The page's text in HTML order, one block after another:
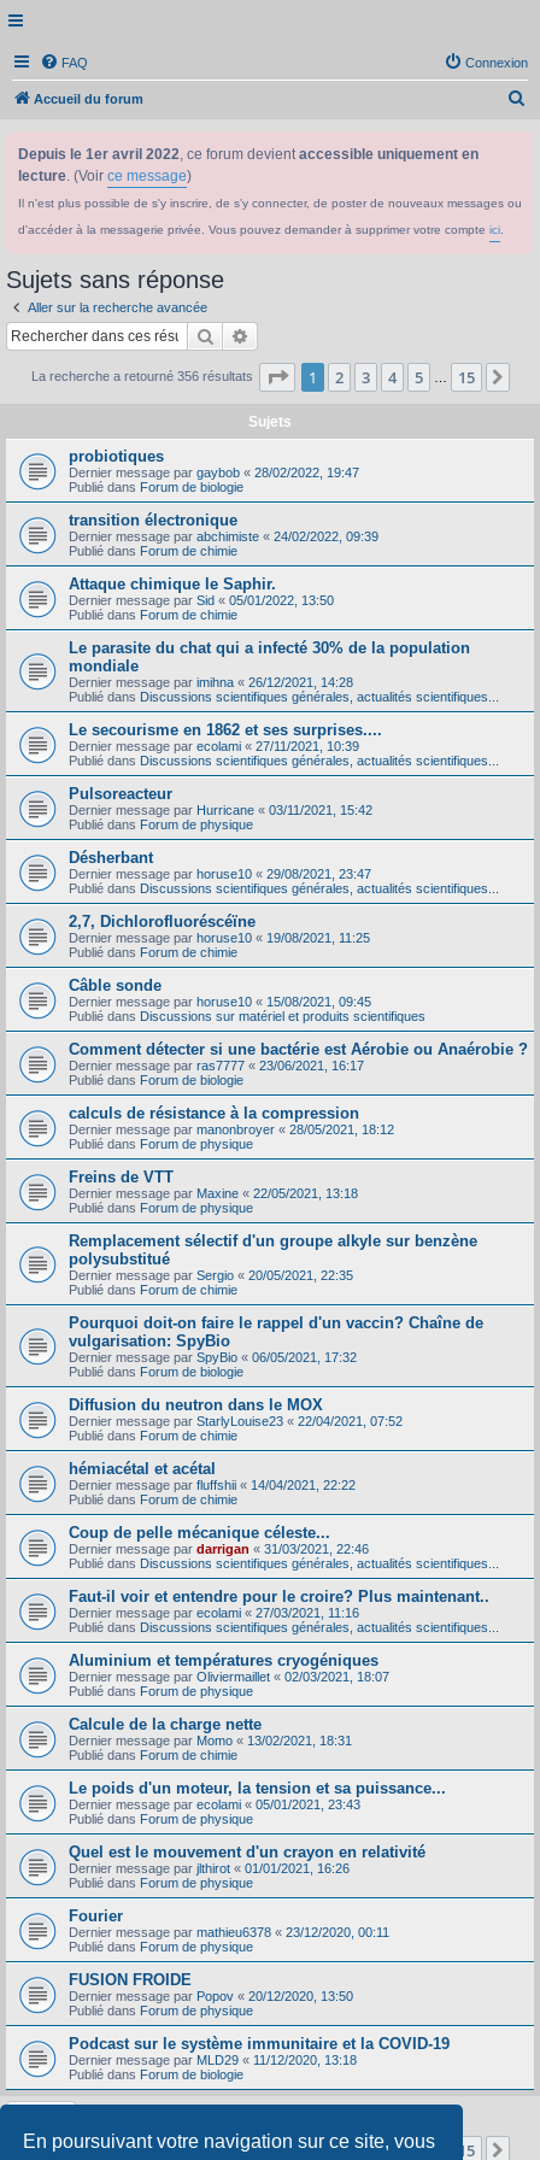
En poursuivant votre navigation sur ce site, vous
FAQ Connexion
Accueil du forum
Depuis le 1er avril 2022, ce forum devientaccessible uniquement en
lecture. (Voir ce message)
Il n'est plus possible de s'y inscrire, de s'y connecter, de poster de nouveaux messages ou
d'accéder à la messagerie privée. Vous pouvez demander à supprimer votre compte ici
Sujets sans réponse
Aller sur la recherche avancée
Rechercher
La recherche a retourné 356 résultats Page 1sur15
1 2 3 4 5 15
Sujets
probiotiques
Dernier message par gaybob « 28/02/2022, 19:47
Publié dans Forum de biologie
transition électronique
Dernier message par abchimiste « 24/02/2022, 09:39
Publié dans Forum de chimie
Attaque chimique le Saphir.
Dernier message par Sid « 05/01/2022, 13:50
Publié dans Forum de chimie
Le parasite du chat qui a infecté 30% de la population
mondiale
Dernier message par imihna « 26/12/2021, 14:28
Publié dans Discussions scientifiques générales, actualités scientifiques...
Le secourisme en 1862 et ses surprises....
Dernier message par ecolami « 27/11/2021, 10:39
Publié dans Discussions scientifiques générales, actualités scientifiques...
Pulsoreacteur
Dernier message par Hurricane « 03/11/2021, 15:42
Publié dans Forum de physique
Désherbant
Dernier message par horuse10 « 29/08/2021, 23:47
Publié dans Discussions scientifiques générales, actualités scientifiques...
2,7, Dichlorofluoréscéïne
Dernier message par horuse10 « 19/08/2021, 11:25
Publié dans Forum de chimie
Câble sonde
Dernier message par horuse10 « 15/08/2021, 09:45
Publié dans Discussions sur matériel et produits scientifiques
Comment détecter si une bactérie est Aérobie ou Anaérobie ?
Dernier message par ras7777 « 23/06/2021, 16:17
Publié dans Forum de biologie
calculs de résistance à la compression
Dernier message par manonbroyer « 28/05/2021, 18:12
Publié dans Forum de physique
Freins de VTT
Dernier message par Maxine « 22/05/2021, 13:18
Publié dans Forum de physique
Remplacement sélectif d'un groupe alkyle sur benzène
polysubstitué
Dernier message par Sergio « 20/05/2021, 22:35
Publié dans Forum de chimie
Pourquoi doit-on faire le rappel d'un vaccin? Chaîne de
vulgarisation: SpyBio
Dernier message par SpyBio « 06/05/2021, 17:32
Publié dans Forum de biologie
Diffusion du neutron dans le MOX
Dernier message par StarlyLouise23 « 22/04/2021, 07:52
Publié dans Forum de chimie
hémiacétal et acétal
Dernier message par fluffshii « 14/04/2021, 22:22
Publié dans Forum de chimie
Coup de pelle mécanique céleste...
Dernier message par darrigan « 31/03/2021, 22:46
Publié dans Discussions scientifiques générales, actualités scientifiques...
Faut-il voir et entendre pour le croire? Plus maintenant..
Dernier message par ecolami « 27/03/2021, 11:16
Publié dans Discussions scientifiques générales, actualités scientifiques...
Aluminium et températures cryogéniques
Dernier message par Oliviermaillet « 02/03/2021, 18:07
Publié dans Forum de physique
Calcule de la charge nette
Dernier message par Momo « 13/02/2021, 18:31
Publié dans Forum de chimie
Le poids d'un moteur, la tension et sa puissance...
Dernier message par ecolami « 05/01/2021, 23:43
Publié dans Forum de physique
Quel est le mouvement d'un crayon en relativité
Dernier message par jlthirot « 01/01/2021, 16:26
Publié dans Forum de physique
Fourier
Dernier message par mathieu6378 « 23/12/2020, 00:11
Publié dans Forum de physique
FUSION FROIDE
Dernier message par Popov « 20/12/2020, 13:50
Publié dans Forum de physique
Podcast sur le système immunitaire et la COVID-19
Dernier message par MLD29 « 11/12/2020, 13:18
Publié dans Forum de biologie
La recherche a retourné 356 résultats Page 1sur15
1 2 3 4 5 … 15